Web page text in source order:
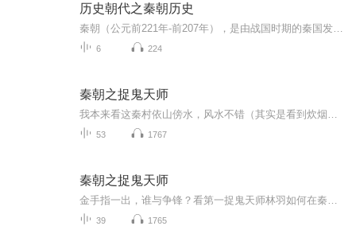
历史朝代之秦朝历史
6 224
秦朝之捉鬼天师
53 1767
秦朝之捉鬼天师
39 1765